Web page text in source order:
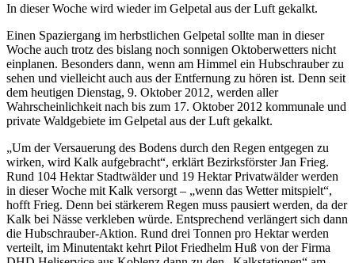
In dieser Woche wird wieder im Gelpetal aus der Luft gekalkt.
Einen Spaziergang im herbstlichen Gelpetal sollte man in dieser
Woche auch trotz des bislang noch sonnigen Oktoberwetters nicht
einplanen. Besonders dann, wenn am Himmel ein Hubschrauber zu
sehen und vielleicht auch aus der Entfernung zu hören ist. Denn seit
dem heutigen Dienstag, 9. Oktober 2012, werden aller
Wahrscheinlichkeit nach bis zum 17. Oktober 2012 kommunale und
private Waldgebiete im Gelpetal aus der Luft gekalkt.
„Um der Versauerung des Bodens durch den Regen entgegen zu
wirken, wird Kalk aufgebracht“, erklärt Bezirksförster Jan Frieg.
Rund 104 Hektar Stadtwälder und 19 Hektar Privatwälder werden
in dieser Woche mit Kalk versorgt – „wenn das Wetter mitspielt“,
hofft Frieg. Denn bei stärkerem Regen muss pausiert werden, da der
Kalk bei Nässe verkleben würde. Entsprechend verlängert sich dann
die Hubschrauber-Aktion. Rund drei Tonnen pro Hektar werden
verteilt, im Minutentakt kehrt Pilot Friedhelm Huß von der Firma